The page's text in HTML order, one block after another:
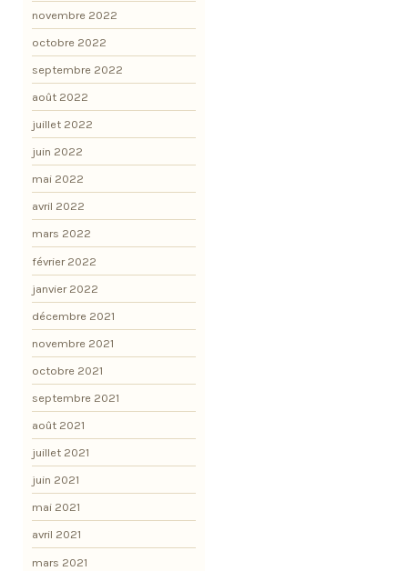
novembre 2022
octobre 2022
septembre 2022
août 2022
juillet 2022
juin 2022
mai 2022
avril 2022
mars 2022
février 2022
janvier 2022
décembre 2021
novembre 2021
octobre 2021
septembre 2021
août 2021
juillet 2021
juin 2021
mai 2021
avril 2021
mars 2021